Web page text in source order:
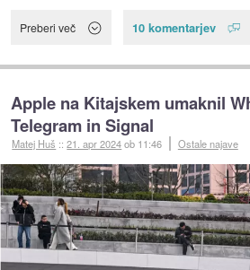
Preberi več 10 komentarjev
Apple na Kitajskem umaknil
Telegram in Signal
Matej Huš ::21. apr 2024ob 11:46 Ostale najave